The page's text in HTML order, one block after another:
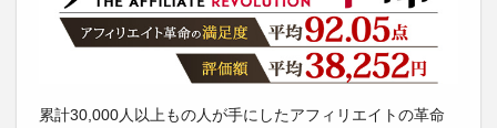
累計30,000人以上もの人が手にしたアフィリエイトの革命